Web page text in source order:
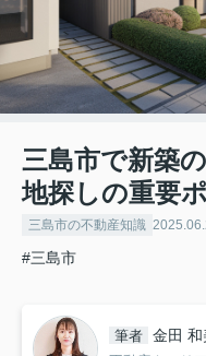
三島市で新築
地探しの重要
三島市の不動産知識
#三島市
筆者 金田 和